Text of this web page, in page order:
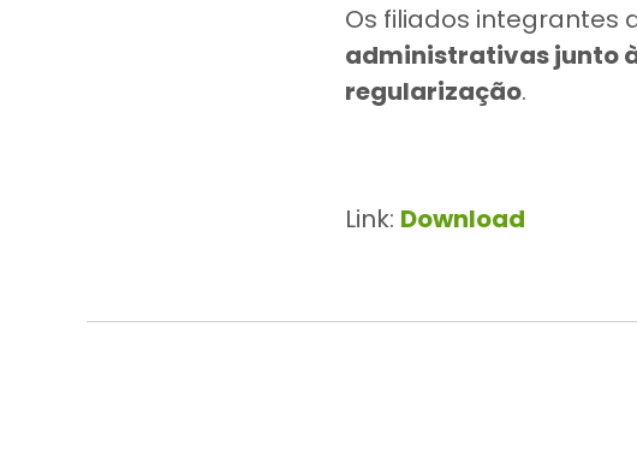
Os filiados integrantes
administrativas junto à
regularização.
Link: Download